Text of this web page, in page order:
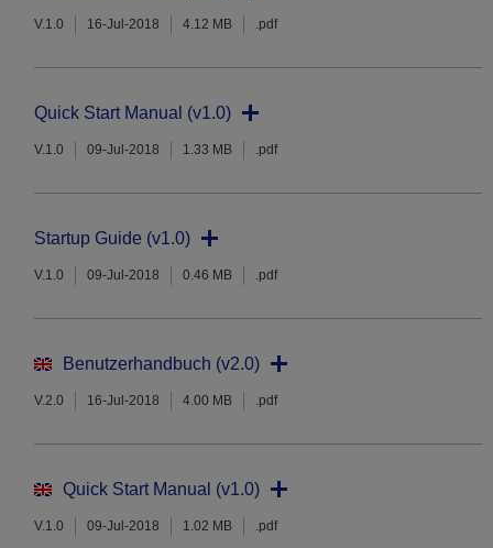
V.1.0 16-Jul-2018 4.12 MB .pdf
Quick Start Manual (v1.0)
V.1.0 09-Jul-2018 1.33 MB .pdf
Startup Guide (v1.0)
V.1.0 09-Jul-2018 0.46 MB .pdf
Benutzerhandbuch (v2.0)
V.2.0 16-Jul-2018 4.00 MB .pdf
Quick Start Manual (v1.0)
V.1.0 09-Jul-2018 1.02 MB .pdf